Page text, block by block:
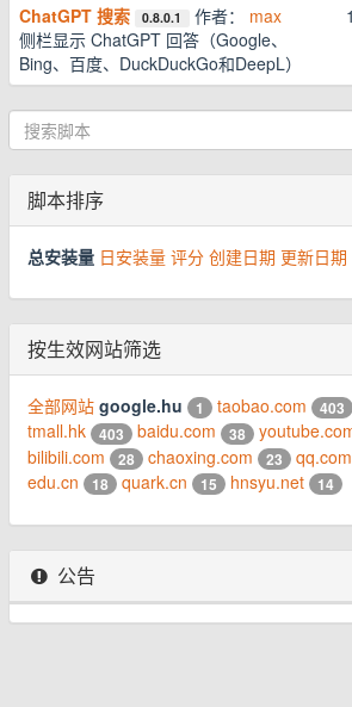
ChatGPT 搜索
0.8.0.1 作者： max
侧栏显示 ChatGPT 回答（Google、
Bing、百度、DuckDuckGo和DeepL）
脚本排序
总安装量 日安装量 评分 创建日期 更新日期
按生效网站筛选
全部网站 google.hu 1 taobao.com 403
tmall.hk 403 baidu.com 38
bilibili.com 28 chaoxing.com 23 qq.com
edu.cn 18 quark.cn 15 hnsyu.net 14
公告